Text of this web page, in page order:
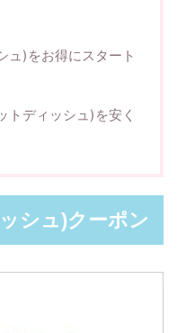
ュ)をお得にスタート
トディッシュ)を安く
シュ)クーポン